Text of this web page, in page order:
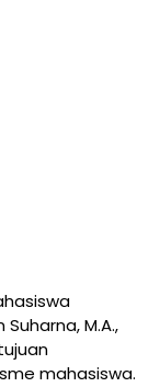
M.A.,
mahasiswa.